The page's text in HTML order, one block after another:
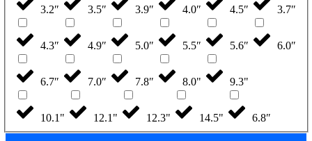
3.2″ 3.5″ 3.9″ 4.0″ 4.5″ 3.7″
4.3″ 4.9″ 5.0″ 5.5″ 5.6″ 6.0″
6.7″ 7.0″ 7.8″ 8.0" 9.3"
10.1" 12.1" 12.3" 14.5" 6.8″